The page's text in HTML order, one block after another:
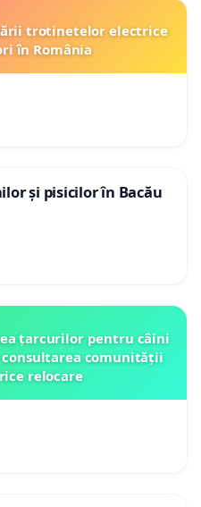
trotinetelor electrice
în România
și pisicilor în Bacău
țarcurilor pentru câini
consultarea comunității
relocare